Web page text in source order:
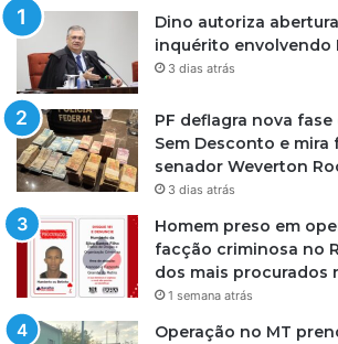
Dino autoriza
inquérito envolvendo
3 dias atrás
PF deflagra nova
Sem Desconto e mira
senador Weverton
3 dias atrás
Homem preso em
facção criminosa no
dos mais procurados
1 semana atrás
Operação no MT